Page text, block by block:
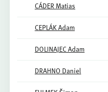
CÁDER Matias
CEPLÁK Adam
DOLINAJEC Adam
DRAHNO Daniel